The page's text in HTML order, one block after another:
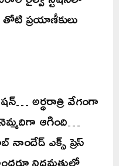
ప్రయాణీకులు
అర్ధరాత్రి వేగంగా
నెమ్మదిగా ఆగింది…
నాందేడ్ ఎక్స్ ప్రెస్